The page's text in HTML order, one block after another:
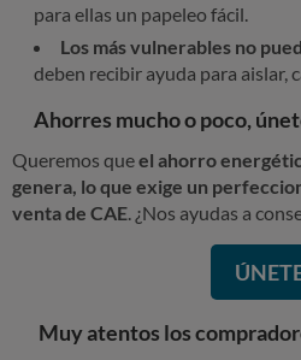
para ellas un papeleo fácil.
Los más vulnerables no
deben recibir ayuda para aislar,
Ahorres mucho o poco,
Queremos queel ahorro
genera, lo que exige un
venta de CAE. ¿Nos ayudas a
Muy atentos los